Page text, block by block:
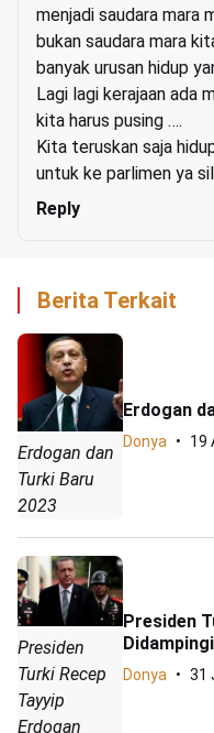
menjadi saudara mara
bukan saudara mara
banyak urusan hidup
Lagi lagi kerajaan ada
kita harus pusing ….
Kita teruskan saja
untuk ke parlimen ya
Reply
Berita Terkait
Erdogan dan
Turki Baru
2023
Erdogan
Donya 19
Presiden
Turki Recep
Tayyip
Erdogan
Presiden
Donya 31